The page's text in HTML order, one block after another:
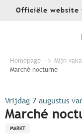
AllerOfficiële website
Homepage Mijn
Marché nocturne
Vrijdag 7 augustus
Marché
MARKT